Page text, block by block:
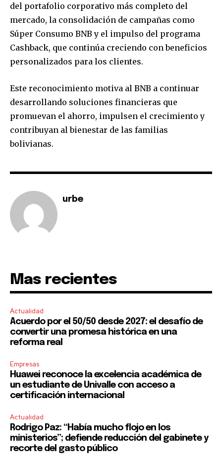
SUBSCRIBERS and be part of the
conversation.
To subscribe, simply enter your email address on our website
SUBSCRIBE
del portafolio corporativo más completo del
mercado, la consolidación de campañas como
Súper Consumo BNB y el impulso del programa
Cashback, que continúa creciendo con beneficios
personalizados para los clientes.
Este reconocimiento motiva al BNB a continuar
desarrollando soluciones financieras que
promuevan el ahorro, impulsen el crecimiento y
contribuyan al bienestar de las familias
bolivianas.
urbe
Mas recientes
Actualidad
Acuerdo por el 50/50 desde 2027: el desafío de
convertir una promesa histórica en una
reforma real
Empresas
Huawei reconoce la excelencia académica de
un estudiante de Univalle con acceso a
certificación internacional
Actualidad
Rodrigo Paz: “Había mucho flojo en los
ministerios”; defiende reducción del gabinete y
recorte del gasto público